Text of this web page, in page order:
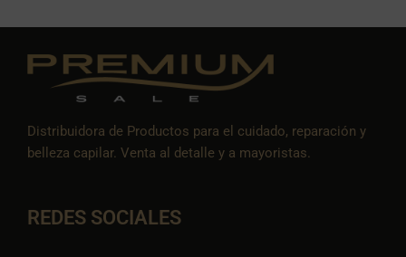
Distribuidora de Productos para el cuidado, reparación y
belleza capilar. Venta al detalle y a mayoristas.
REDES SOCIALES